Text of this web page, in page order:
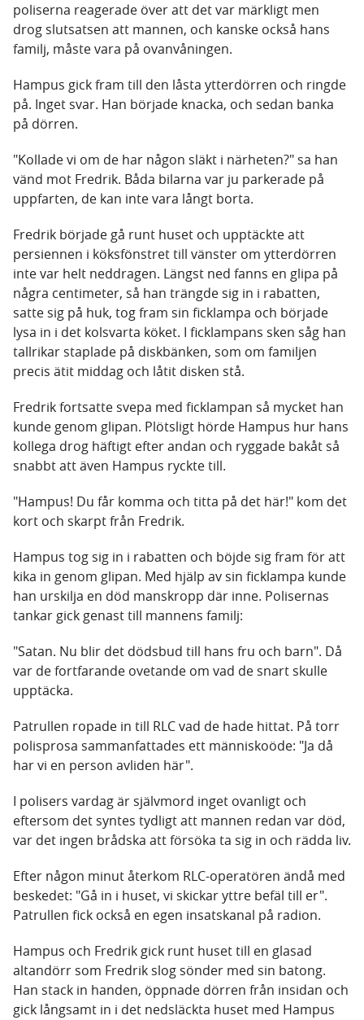
poliserna reagerade över att det var märkligt men
drog slutsatsen att mannen, och kanske också hans
familj, måste vara på ovanvåningen.
Hampus gick fram till den låsta ytterdörren och ringde
på. Inget svar. Han började knacka, och sedan banka
på dörren.
"Kollade vi om de har någon släkt i närheten?" sa han
vänd mot Fredrik. Båda bilarna var ju parkerade på
uppfarten, de kan inte vara långt borta.
Fredrik började gå runt huset och upptäckte att
persiennen i köksfönstret till vänster om ytterdörren
inte var helt neddragen. Längst ned fanns en glipa på
några centimeter, så han trängde sig in i rabatten,
satte sig på huk, tog fram sin ficklampa och började
lysa in i det kolsvarta köket. I ficklampans sken såg han
tallrikar staplade på diskbänken, som om familjen
precis ätit middag och låtit disken stå.
Fredrik fortsatte svepa med ficklampan så mycket han
kunde genom glipan. Plötsligt hörde Hampus hur hans
kollega drog häftigt efter andan och ryggade bakåt så
snabbt att även Hampus ryckte till.
"Hampus! Du får komma och titta på det här!" kom det
kort och skarpt från Fredrik.
Hampus tog sig in i rabatten och böjde sig fram för att
kika in genom glipan. Med hjälp av sin ficklampa kunde
han urskilja en död manskropp där inne. Polisernas
tankar gick genast till mannens familj:
"Satan. Nu blir det dödsbud till hans fru och barn". Då
var de fortfarande ovetande om vad de snart skulle
upptäcka.
Patrullen ropade in till RLC vad de hade hittat. På torr
polisprosa sammanfattades ett människoöde: "Ja då
har vi en person avliden här".
I polisers vardag är självmord inget ovanligt och
eftersom det syntes tydligt att mannen redan var död,
var det ingen brådska att försöka ta sig in och rädda liv.
Efter någon minut återkom RLC-operatören ändå med
beskedet: "Gå in i huset, vi skickar yttre befäl till er".
Patrullen fick också en egen insatskanal på radion.
Hampus och Fredrik gick runt huset till en glasad
altandörr som Fredrik slog sönder med sin batong.
Han stack in handen, öppnade dörren från insidan och
gick långsamt in i det nedsläckta huset med Hampus